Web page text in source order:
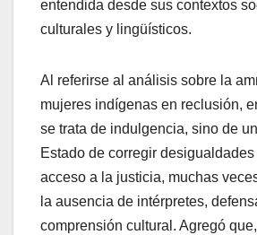
entendida desde sus contextos
culturales y lingüísticos.
Al referirse al análisis sobre la
mujeres indígenas en reclusión,
se trata de indulgencia, sino de
Estado de corregir desigualdades
acceso a la justicia, muchas
la ausencia de intérpretes,
comprensión cultural. Agregó